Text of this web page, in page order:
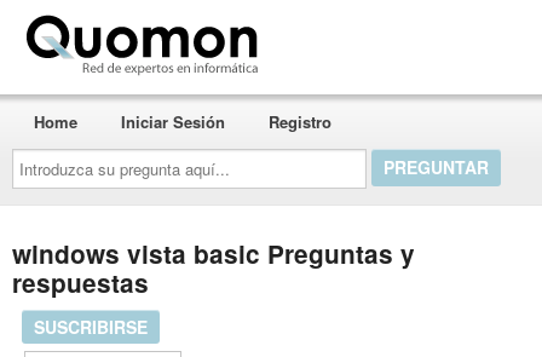
Introduzca
su
pregunta
aquí...
Home Iniciar Sesión Registro
windows vista basic Preguntas y
respuestas
SUSCRIBIRSE